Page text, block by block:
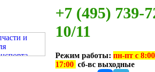
+7 (495) 739-
10/11
Режим работы: пн-пт с
17:00 сб-вс выходные